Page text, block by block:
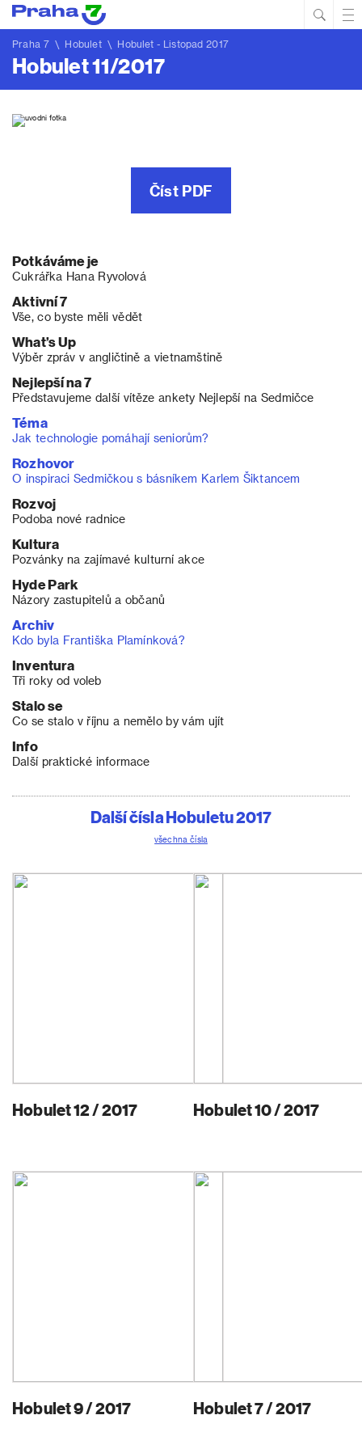
Praha 7\ Hobulet\ Hobulet - Listopad 2017
Hobulet 11/2017
Číst PDF
Potkáváme je
Cukrářka Hana Ryvolová
Aktivní 7
Vše, co byste měli vědět
What’s Up
Výběr zpráv v angličtině a vietnamštině
Nejlepší na 7
Představujeme další vítěze ankety Nejlepší na Sedmičce
Téma
Jak technologie pomáhají seniorům?
Rozhovor
O inspiraci Sedmičkou s básníkem Karlem Šiktancem
Rozvoj
Podoba nové radnice
Kultura
Pozvánky na zajímavé kulturní akce
Hyde Park
Názory zastupitelů a občanů
Archiv
Kdo byla Františka Plamínková?
Inventura
Tři roky od voleb
Stalo se
Co se stalo v říjnu a nemělo by vám ujít
Info
Další praktické informace
Další čísla Hobuletu 2017
všechna čísla
Hobulet 12 / 2017 Hobulet 10 / 2017
Hobulet 9 / 2017 Hobulet 7 / 2017